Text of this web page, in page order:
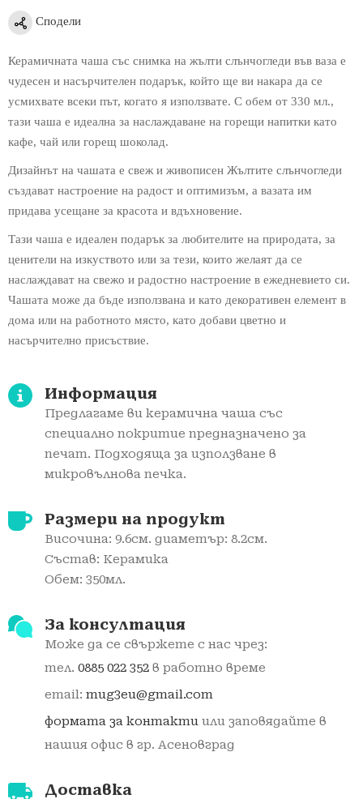
Сподели
Керамичната чаша със снимка на жълти слънчогледи във ваза е
чудесен и насърчителен подарък, който ще ви накара да се
усмихвате всеки път, когато я използвате. С обем от 330 мл.,
тази чаша е идеална за наслаждаване на горещи напитки като
кафе, чай или горещ шоколад.
Дизайнът на чашата е свеж и живописен Жълтите слънчогледи
създават настроение на радост и оптимизъм, а вазата им
придава усещане за красота и вдъхновение.
Тази чаша е идеален подарък за любителите на природата, за
ценители на изкуството или за тези, които желаят да се
наслаждават на свежо и радостно настроение в ежедневието си.
Чашата може да бъде използвана и като декоративен елемент в
дома или на работното място, като добави цветно и
насърчително присъствие.
Информация
Предлагаме ви керамичнa чаша със
специално покритие предназначено за
печат. Подходяща за използване в
микровълнова печка.
Размери на продукт
Височина: 9.6см. диаметър: 8.2см.
Състав: Керамика
Обем: 350мл.
За консултация
Може да се свържете с нас чрез:
тел. 0885 022 352 в работно време
email: mug3eu@gmail.com
формата за контакти или заповядайте в
нашия офис в гр. Асеновград
Доставка